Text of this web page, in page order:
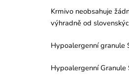
Krmivo neobsahuje
výhradně od
Hypoalergenní granule
Hypoalergenní